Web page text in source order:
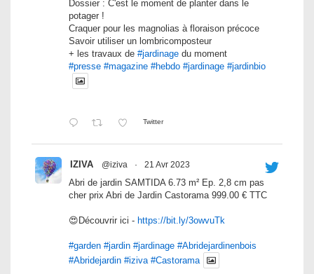
Dossier : C'est le moment de planter dans le
potager !
Craquer pour les magnolias à floraison précoce
Savoir utiliser un lombricomposteur
+ les travaux de #jardinage du moment
#presse #magazine #hebdo #jardinage #jardinbio
Twitter
IZIVA @iziva · 21 Avr 2023
Abri de jardin SAMTIDA 6.73 m² Ep. 2,8 cm pas
cher prix Abri de Jardin Castorama 999.00 € TTC
😍Découvrir ici - https://bit.ly/3owvuTk
#garden #jardin #jardinage #Abridejardinenbois
#Abridejardin #iziva #Castorama